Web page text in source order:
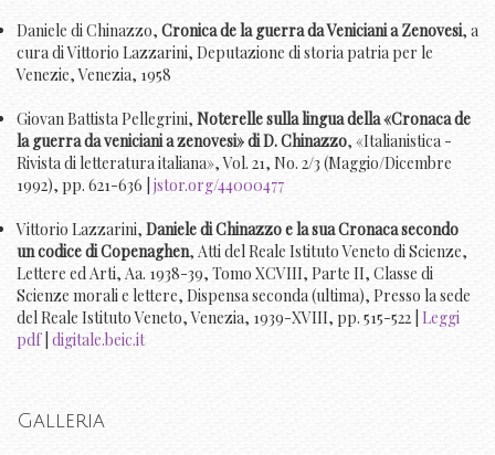
Daniele di Chinazzo, Cronica de la guerra da Veniciani a Zenovesi, a
cura di Vittorio Lazzarini, Deputazione di storia patria per le
Venezie, Venezia, 1958
Giovan Battista Pellegrini, Noterelle sulla lingua della «Cronaca de
la guerra da veniciani a zenovesi» di D. Chinazzo, «Italianistica -
Rivista di letteratura italiana», Vol. 21, No. 2/3 (Maggio/Dicembre
1992), pp. 621-636 | jstor.org/44000477
Vittorio Lazzarini, Daniele di Chinazzo e la sua Cronaca secondo
un codice di Copenaghen, Atti del Reale Istituto Veneto di Scienze,
Lettere ed Arti, Aa. 1938-39, Tomo XCVIII, Parte II, Classe di
Scienze morali e lettere, Dispensa seconda (ultima), Presso la sede
del Reale Istituto Veneto, Venezia, 1939-XVIII, pp. 515-522 | Leggi
pdf| digitale.beic.it
Galleria